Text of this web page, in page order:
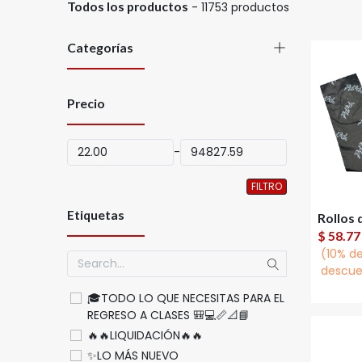
Todos los productos - 11753 productos
Categorías
Precio
-
FILTRO
Etiquetas
🎓TODO LO QUE NECESITAS PARA EL
REGRESO A CLASES 🎒💻📏📐📘
🔥🔥LIQUIDACIÓN🔥🔥
✨LO MÁS NUEVO
$ 58.77
(10% de